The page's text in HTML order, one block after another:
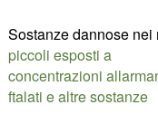
Sostanze dannose
piccoli esposti a
concentrazioni
ftalati e altre sostanze